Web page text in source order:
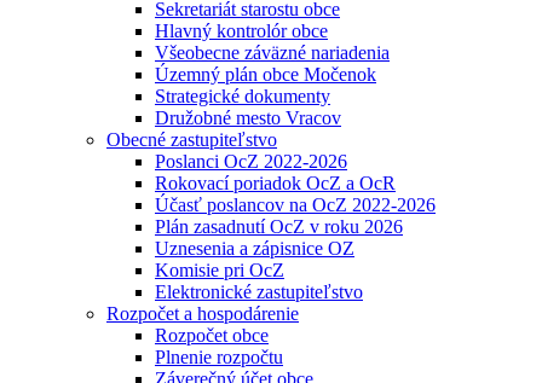
Sekretariát starostu obce
Hlavný kontrolór obce
Všeobecne záväzné nariadenia
Územný plán obce Močenok
Strategické dokumenty
Družobné mesto Vracov
Obecné zastupiteľstvo
Poslanci OcZ 2022-2026
Rokovací poriadok OcZ a OcR
Účasť poslancov na OcZ 2022-2026
Plán zasadnutí OcZ v roku 2026
Uznesenia a zápisnice OZ
Komisie pri OcZ
Elektronické zastupiteľstvo
Rozpočet a hospodárenie
Rozpočet obce
Plnenie rozpočtu
Záverečný účet obce